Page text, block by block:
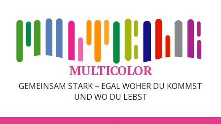
MULTICOLOR
GEMEINSAM STARK – EGAL WOHER DU KOMMST
UND WO DU LEBST